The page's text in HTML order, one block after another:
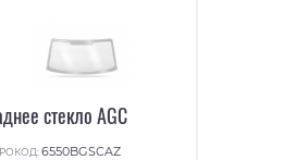
стекло AGC
6550BGSCAZ